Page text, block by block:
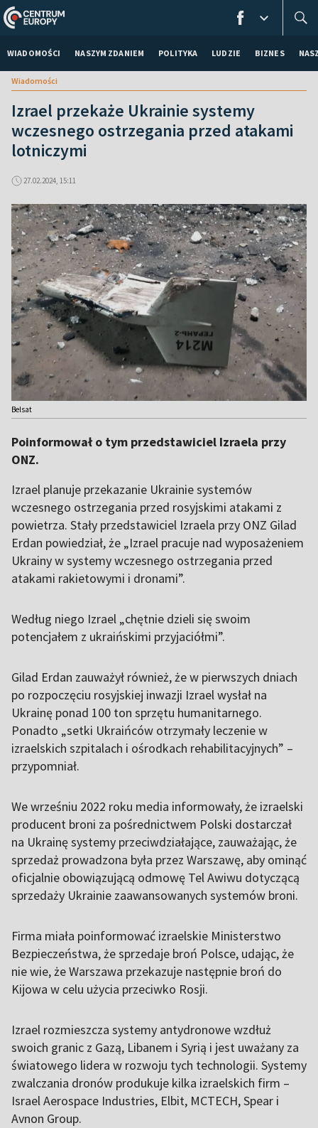
WIADOMOŚCI NASZYM ZDANIEM POLITYKA LUDZIE BIZNES
Wiadomości
Izrael przekaże Ukrainie systemy
wczesnego ostrzegania przed atakami
lotniczymi
27.02.2024, 15:11
Belsat
Poinformował o tym przedstawiciel Izraela przy
ONZ.
Izrael planuje przekazanie Ukrainie systemów
wczesnego ostrzegania przed rosyjskimi atakami z
powietrza. Stały przedstawiciel Izraela przy ONZ Gilad
Erdan powiedział, że „Izrael pracuje nad wyposażeniem
Ukrainy w systemy wczesnego ostrzegania przed
atakami rakietowymi i dronami”.
Według niego Izrael „chętnie dzieli się swoim
potencjałem z ukraińskimi przyjaciółmi”.
Gilad Erdan zauważył również, że w pierwszych dniach
po rozpoczęciu rosyjskiej inwazji Izrael wysłał na
Ukrainę ponad 100 ton sprzętu humanitarnego.
Ponadto „setki Ukraińców otrzymały leczenie w
izraelskich szpitalach i ośrodkach rehabilitacyjnych” –
przypomniał.
We wrześniu 2022 roku media informowały, że izraelski
producent broni za pośrednictwem Polski dostarczał
na Ukrainę systemy przeciwdziałające, zauważając, że
sprzedaż prowadzona była przez Warszawę, aby ominąć
oficjalnie obowiązującą odmowę Tel Awiwu dotyczącą
sprzedaży Ukrainie zaawansowanych systemów broni.
Firma miała poinformować izraelskie Ministerstwo
Bezpieczeństwa, że sprzedaje broń Polsce, udając, że
nie wie, że Warszawa przekazuje następnie broń do
Kijowa w celu użycia przeciwko Rosji.
Izrael rozmieszcza systemy antydronowe wzdłuż
swoich granic z Gazą, Libanem i Syrią i jest uważany za
światowego lidera w rozwoju tych technologii. Systemy
zwalczania dronów produkuje kilka izraelskich firm –
Israel Aerospace Industries, Elbit, MCTECH, Spear i
Avnon Group.